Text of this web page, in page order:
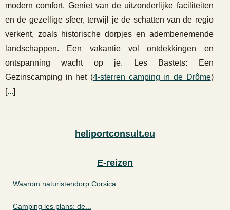
modern comfort. Geniet van de uitzonderlijke faciliteiten
en de gezellige sfeer, terwijl je de schatten van de regio
verkent, zoals historische dorpjes en adembenemende
landschappen. Een vakantie vol ontdekkingen en
ontspanning wacht op je. Les Bastets: Een
Gezinscamping in het (4-sterren camping in de Drôme)
[...]
heliportconsult.eu
E-reizen
Waarom naturistendorp Corsica...
Camping les plans: de...